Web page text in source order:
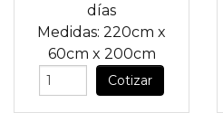
días
Medidas: 220cm x
60cm x 200cm
Cotizar